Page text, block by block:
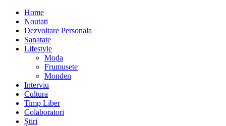
Home
Noutati
Dezvoltare Personala
Sanatate
Lifestyle
Moda
Frumusete
Monden
Interviu
Cultura
Timp Liber
Colaboratori
Știri